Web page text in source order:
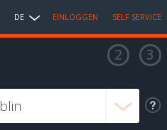
DE EINLOGGEN SELF SERVICE